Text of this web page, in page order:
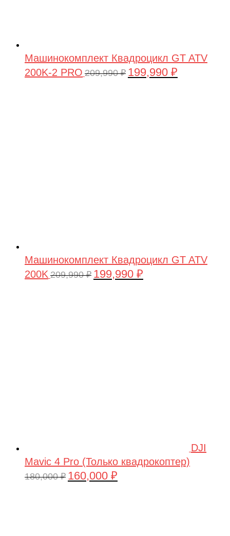
Машинокомплект Квадроцикл GT ATV
200K-2 PRO 209,990₽ Первоначальная
199,990 ₽
Машинокомплект Квадроцикл GT ATV
200K 209,990₽ Первоначальная
199,990 ₽
DJI
Mavic 4 Pro (Только квадрокоптер)
180,000₽ Первоначальная
160,000 ₽